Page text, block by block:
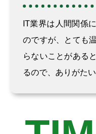
IT業界は人間関係
のですが、とても
らないことがある
るので、ありがたい